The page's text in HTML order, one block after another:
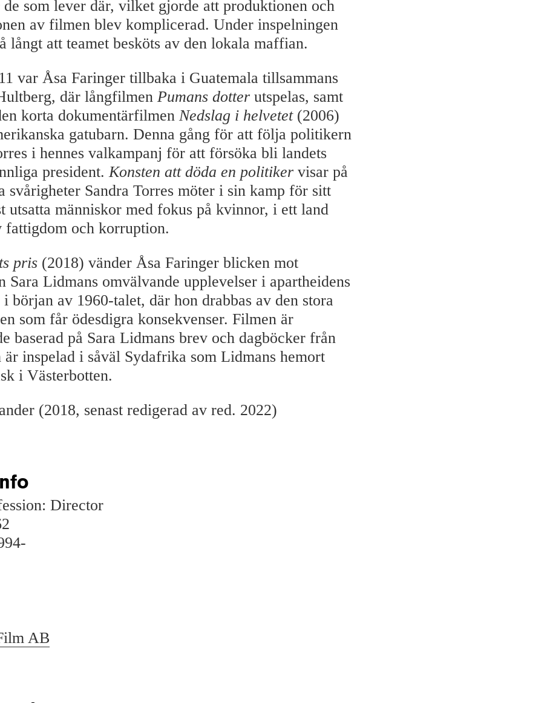
som lever där, vilket gjorde att produktionen och
av filmen blev komplicerad. Under inspelningen
långt att teamet besköts av den lokala maffian.
var Åsa Faringer tillbaka i Guatemala tillsammans
där långfilmen Pumans dotter utspelas, samt
korta dokumentärfilmen Nedslag i helvetet(2006)
gatubarn. Denna gång för att följa politikern
i hennes valkampanj för att försöka bli landets
president.Konsten att döda en politiker visar på
svårigheter Sandra Torres möter i sin kamp för sitt
utsatta människor med fokus på kvinnor, i ett land
fattigdom och korruption.
pris (2018) vänder Åsa Faringer blicken mot
Sara Lidmans omvälvande upplevelser i apartheidens
början av 1960-talet, där hon drabbas av den stora
som får ödesdigra konsekvenser. Filmen är
baserad på Sara Lidmans brev och dagböcker från
är inspelad i såväl Sydafrika som Lidmans hemort
i Västerbotten.
(2018, senast redigerad av red. 2022)
Director
AB